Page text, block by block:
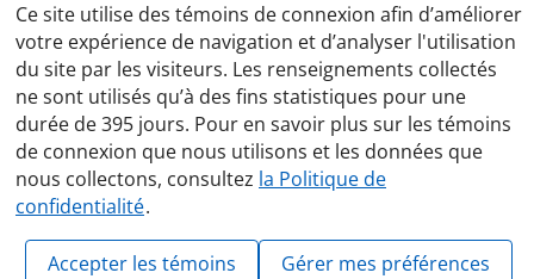
Ce site utilise des témoins de connexion afin d’améliorer
votre expérience de navigation et d’analyser l'utilisation
du site par les visiteurs. Les renseignements collectés
ne sont utilisés qu’à des fins statistiques pour une
durée de 395 jours. Pour en savoir plus sur les témoins
de connexion que nous utilisons et les données que
nous collectons, consultez la Politique de
confidentialité.
Accepter les témoins Gérer mes préférences
Politique de confidentialité
Protocole des feux de circulation
© Gouvernement du Québec, 2025